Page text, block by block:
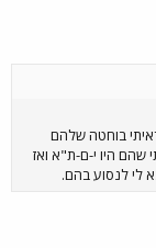
בוחטה שלהם
היו י-ם-ת"א ואז
לי לנסוע בהם.